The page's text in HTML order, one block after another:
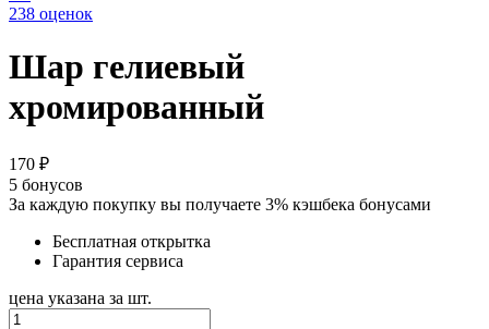
238 оценок
Шар гелиевый
хромированный
170 ₽
5 бонусов
За каждую покупку вы получаете 3% кэшбека бонусами
Бесплатная открытка
Гарантия сервиса
цена указана за шт.